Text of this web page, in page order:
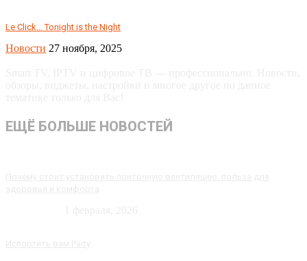
Le Click… Tonight is the Night
Новости 27 ноября, 2025
ЕЩЁ БОЛЬШЕ НОВОСТЕЙ